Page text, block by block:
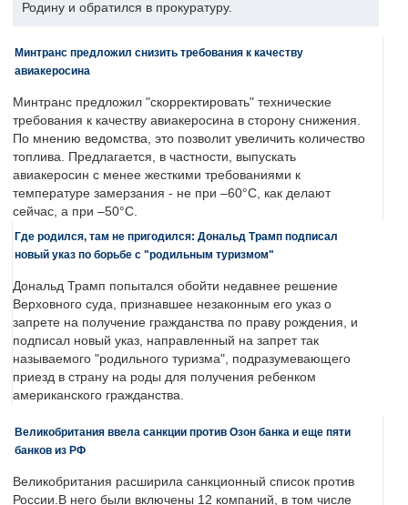
Родину и обратился в прокуратуру.
Минтранс предложил снизить требования к качеству
авиакеросина
Минтранс предложил "скорректировать" технические
требования к качеству авиакеросина в сторону снижения.
По мнению ведомства, это позволит увеличить количество
топлива. Предлагается, в частности, выпускать
авиакеросин с менее жесткими требованиями к
температуре замерзания - не при –60°C, как делают
сейчас, а при –50°C.
Где родился, там не пригодился: Дональд Трамп подписал
новый указ по борьбе с "родильным туризмом"
Дональд Трамп попытался обойти недавнее решение
Верховного суда, признавшее незаконным его указ о
запрете на получение гражданства по праву рождения, и
подписал новый указ, направленный на запрет так
называемого "родильного туризма", подразумевающего
приезд в страну на роды для получения ребенком
американского гражданства.
Великобритания ввела санкции против Озон банка и еще пяти
банков из РФ
Великобритания расширила санкционный список против
России.В него были включены 12 компаний, в том числе